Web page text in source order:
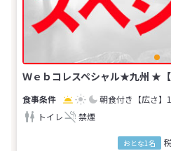
Ｗｅｂコレスペシャル★九州 ★
朝食付き 【広さ】
トイレ
禁煙
おとな1名